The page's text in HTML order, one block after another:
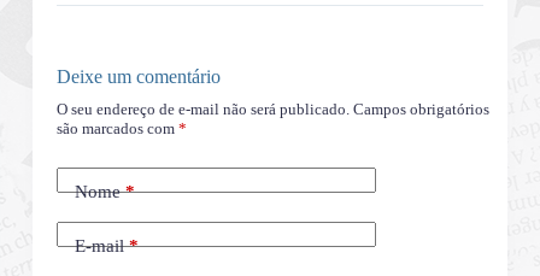
Deixe um comentário
O seu endereço de e-mail não será publicado. Campos obrigatórios
são marcados com *
Nome*
E-mail*